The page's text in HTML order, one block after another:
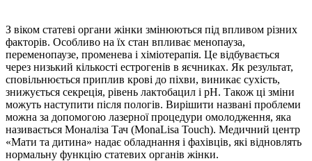
З віком статеві органи жінки змінюються під впливом різних
факторів. Особливо на їх стан впливає менопауза,
переменопаузе, променева і хіміотерапія. Це відбувається
через низький кількості естрогенів в яєчниках. Як результат,
сповільнюється приплив крові до піхви, виникає сухість,
знижується секреція, рівень лактобацил і pH. Також ці зміни
можуть наступити після пологів. Вирішити названі проблеми
можна за допомогою лазерної процедури омолодження, яка
називається Моналіза Тач (MonaLisa Touch). Медичний центр
«Мати та дитина» надає обладнання і фахівців, які відновлять
нормальну функцію статевих органів жінки.